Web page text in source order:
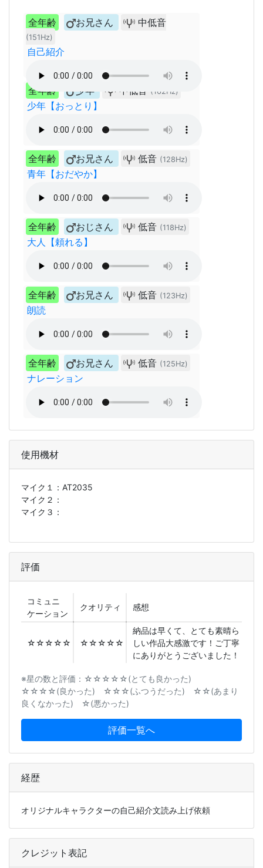
全年齢 お兄さん 中低音
(151Hz)
自己紹介
全年齢 少年 中低音 (162Hz)
少年【おっとり】
全年齢 お兄さん 低音 (128Hz)
青年【おだやか】
全年齢 おじさん 低音 (118Hz)
大人【頼れる】
全年齢 お兄さん 低音 (123Hz)
朗読
全年齢 お兄さん 低音 (125Hz)
ナレーション
使用機材
マイク１： AT2035
マイク２：
マイク３：
評価
コミュニ
ケーション
クオリティ 感想
☆☆☆☆☆ ☆☆☆☆☆
納品は早くて、とても素晴ら
しい作品大感激です！ご丁寧
にありがとうございました！
※星の数と評価：☆☆☆☆☆(とても良かった)
☆☆☆☆(良かった) ☆☆☆(ふつうだった) ☆☆(あまり
良くなかった) ☆(悪かった)
評価一覧へ
経歴
オリジナルキャラクターの自己紹介文読み上げ依頼
クレジット表記